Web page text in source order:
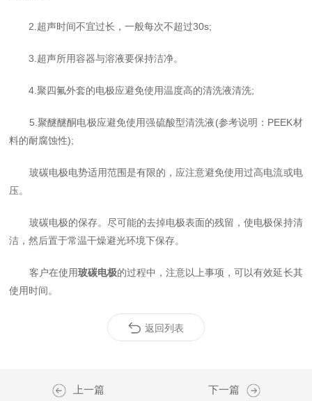
2.超声时间不宜过长，一般每次不超过30s;
3.超声所用容器与溶液要保持洁净。
4.聚四氟外套的电极应避免使用温度高的清洗液清洗;
5.聚醚醚酮电极应避免使用强硫酸型清洗液(参考说明：PEEK材
料的耐腐蚀性);
玻碳电极电势适用范围是有限的，应注意避免使用过高电流或电
压。
玻碳电极的保存。尽可能的去掉电极表面的残留，使电极保持清
洁，然后置于常温干燥避光环境下保存。
客户在使用玻碳电极的过程中，注意以上事项，可以有效延长其
使用时间。
返回列表
上一篇 下一篇